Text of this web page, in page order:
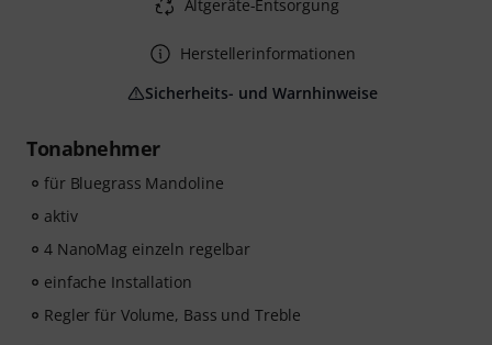
Tonabnehmer
für Bluegrass Mandoline
aktiv
4 NanoMag einzeln regelbar
einfache Installation
Regler für Volume, Bass und Treble
Altgeräte-Entsorgung
Herstellerinformationen
Sicherheits- und Warnhinweise